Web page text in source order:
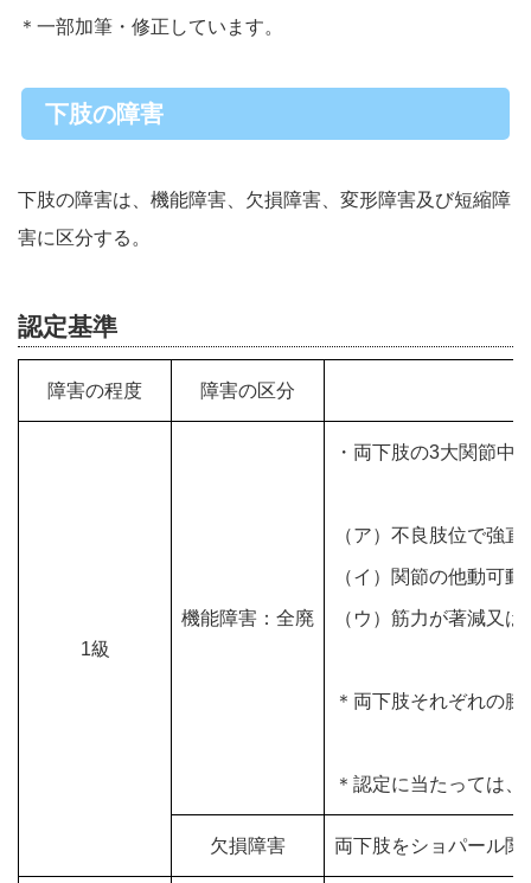
＊一部加筆・修正しています。
下肢の障害
下肢の障害は、機能障害、欠損障害、変形障害及び短縮障
害に区分する。
認定基準
障害の程度 障害の区分
1級
機能障害：全廃
・両下肢の3大関節中
（ア）不良肢位で強
（イ）関節の他動可
（ウ）筋力が著減又
＊両下肢それぞれの
＊認定に当たっては
欠損障害 両下肢をショパール